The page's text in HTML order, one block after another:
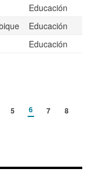
Educación
Educación
Educación
5 6 7
8